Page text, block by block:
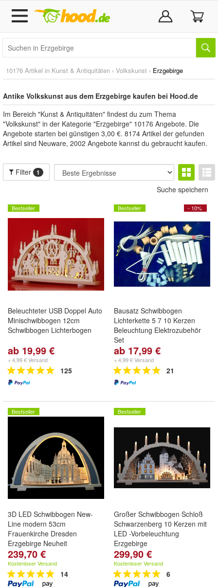
10176 Artikel in Kunst & Antiquitäten › Volkskunst › Erzgebirge
Antike Volkskunst aus dem Erzgebirge kaufen bei Hood.de
Im Bereich "Kunst & Antiquitäten" findest du zum Thema
"Volkskunst" in der Kategorie "Erzgebirge" 10176 Angebote. Die
Angebote starten bei günstigen 3,00 €. 8174 Artikel der gefunden
Artikel sind Neuware, 2002 Angebote kannst du gebraucht kaufen.
Filter 1
Suche speichern
Bestseller
Beleuchteter USB Doppel Auto
Minischwibbogen 12cm
Schwibbogen Lichterbogen
ab 19,99 €
+ 4,99 € Versand
125
- 10%
Bestseller
Bausatz Schwibbogen
Lichterkette 5 7 10 Kerzen
Beleuchtung Elektrozubehör
Set
ab 17,99 €
+ 4,99 € Versand
21
Bestseller
3D LED Schwibbogen New-
Line modern 53cm
Frauenkirche Dresden
Erzgebirge Neuheit
239,70 €
Kostenloser Versand
14
Bestseller
Großer Schwibbogen Schloß
Schwarzenberg 10 Kerzen mit
LED -Vorbeleuchtung
Erzgebirge
299,90 €
Kostenloser Versand
6